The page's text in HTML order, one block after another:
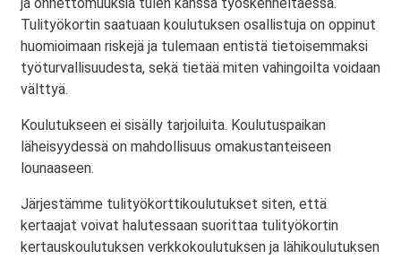
Tulityökortin saatuaan koulutuksen osallistuja on oppinut
huomioimaan riskejä ja tulemaan entistä tietoisemmaksi
työturvallisuudesta, sekä tietää miten vahingoilta voidaan
välttyä.
Koulutukseen ei sisälly tarjoiluita. Koulutuspaikan
läheisyydessä on mahdollisuus omakustanteiseen
lounaaseen.
Järjestämme tulityökorttikoulutukset siten, että
kertaajat voivat halutessaan suorittaa tulityökortin
kertauskoulutuksen verkkokoulutuksen ja lähikoulutuksen